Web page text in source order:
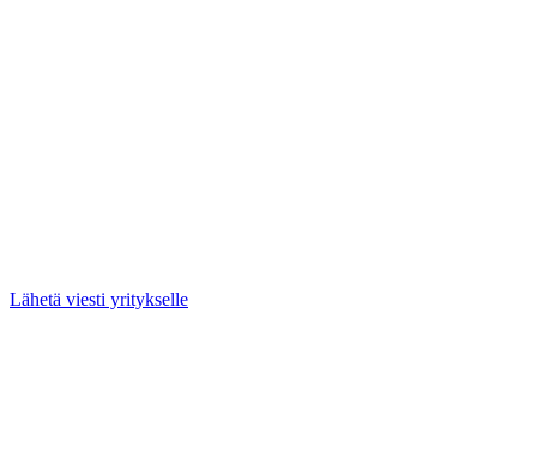
Lähetä viesti yritykselle